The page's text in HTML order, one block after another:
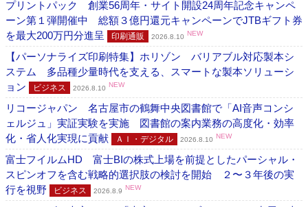
プリントパック 創業56周年・サイト開設24周年記念キャンペ
ーン第１弾開催中 総額３億円還元キャンペーンでJTBギフト券
を最大200万円分進呈
印刷通販 2026.8.10 NEW
【パーソナライズ印刷特集】ホリゾン バリアブル対応製本シ
ステム 多品種少量時代を支える、スマートな製本ソリューシ
ョン
ビジネス 2026.8.10 NEW
リコージャパン 名古屋市の鶴舞中央図書館で「AI音声コンシ
ェルジュ」実証実験を実施 図書館の案内業務の高度化・効率
化・省人化実現に貢献
ＡＩ・デジタル 2026.8.10 NEW
富士フイルムHD 富士BIの株式上場を前提としたパーシャル・
スピンオフを含む戦略的選択肢の検討を開始 ２〜３年後の実
行を視野
ビジネス 2026.8.9 NEW